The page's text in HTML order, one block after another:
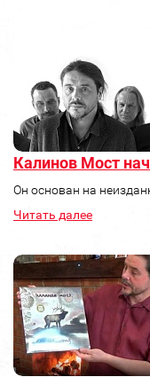
Калинов Мост
Он основан на
Читать далее